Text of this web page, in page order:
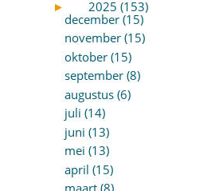
►
2025 (153)
december (15)
november (15)
oktober (15)
september (8)
augustus (6)
juli (14)
juni (13)
mei (13)
april (15)
maart (8)